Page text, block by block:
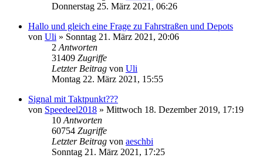
Donnerstag 25. März 2021, 06:26
Hallo und gleich eine Frage zu Fahrstraßen und Depots
von Uli » Sonntag 21. März 2021, 20:06
2 Antworten
31409 Zugriffe
Letzter Beitrag von Uli
Montag 22. März 2021, 15:55
Signal mit Taktpunkt???
von Speedeel2018 » Mittwoch 18. Dezember 2019, 17:19
10 Antworten
60754 Zugriffe
Letzter Beitrag von aeschbi
Sonntag 21. März 2021, 17:25